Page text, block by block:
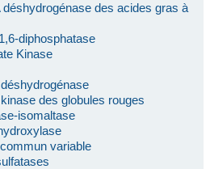
des acides gras à
diphosphatase
Kinase
des globules rouges
isomaltase
variable